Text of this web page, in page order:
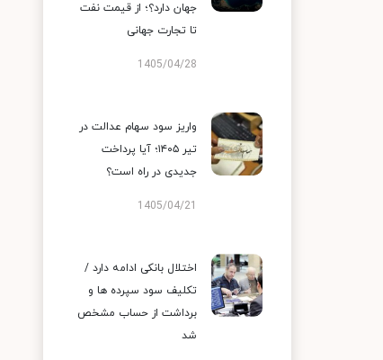
جهان دارد؟؛ از قیمت نفت
تا تجارت جهانی
1405/04/28
واریز سود سهام عدالت در
تیر ۱۴۰۵؛ آیا پرداخت
جدیدی در راه است؟
1405/04/21
اختلال بانکی ادامه دارد /
تکلیف سود سپرده ها و
برداشت از حساب مشخص
شد